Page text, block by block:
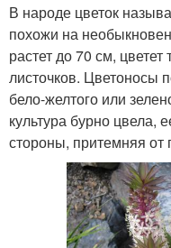
В народе цветок
похожи на
растет до 70 см,
листочков. Цветоносы
бело-желтого или
культура бурно цвела,
стороны, притемняя